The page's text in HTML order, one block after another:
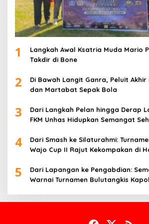
1
Langkah Awal Ksatria Muda Mario
Takdir di Bone
2
Di Bawah Langit Ganra, Peluit Akhir
dan Martabat Sepak Bola
3
Dari Langkah Pelan hingga Derap
FKM Unhas Hidupkan Semangat
4
Dari Smash ke Silaturahmi:
Wajo Cup II Rajut Kekompakan di
5
Dari Lapangan ke Pengabdian:
Warnai Turnamen Bulutangkis